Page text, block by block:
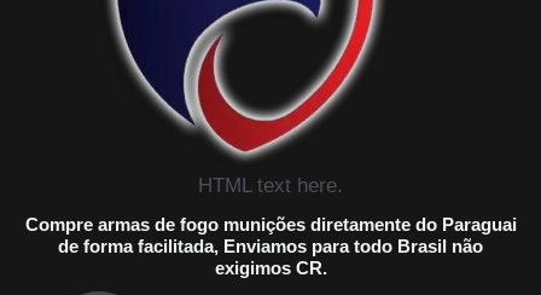
HTML text here.
Compre armas de fogo munições diretamente do Paraguai
de forma facilitada, Enviamos para todo Brasil não
exigimos CR.